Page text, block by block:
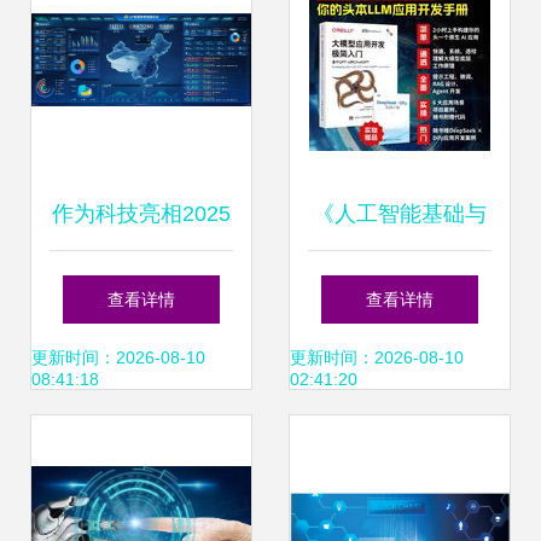
作为科技亮相2025
世界人工智能大
会，引领人工智能
流
查看详情
更新时间：2026-08-10
08:41:18
《人工智能基础与
应用》书评 从理论
到实践的必读指南
查看详情
更新时间：2026-08-10
02:41:20